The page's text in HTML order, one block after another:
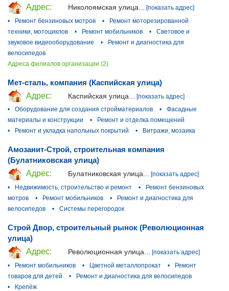
Адрес:
Николоямская улица...
[показать адрес]
•
Ремонт бензиновых мотров •
Ремонт моторезированной
техники, мотоциклов
• Ремонт мобильников •
Световое и
звуковое видеооборудование
•
Ремонт и диагностика для
велосипедов
Адреса филиалов организации (2)
Мет-сталь, компания (Каспийская улица)
Адрес:
Каспийская улица...
[показать адрес]
•
Оборудование для создания стройматериалов •
Фасадные
материалы и конструкции
•
Ремонт и отделка помещений
•
Ремонт и укладка напольных покрытий • Витражи, мозаика
Амозанит-Строй, строительная компания
(Булатниковская улица)
Адрес:
Булатниковская улица... [показать адрес]
•
Недвижимость, строительство и ремонт •
Ремонт бензиновых
мотров
• Ремонт мобильников •
Ремонт и диагностика для
велосипедов
• Системы перегородок
Строй Двор, строительный рынок (Революционная
улица)
Адрес:
Революционная улица...
[показать адрес]
•
Ремонт мобильников • Цветной металлопрокат •
Ремонт
товаров для детей
•
Ремонт и диагностика для велосипедов
•
Крепёж